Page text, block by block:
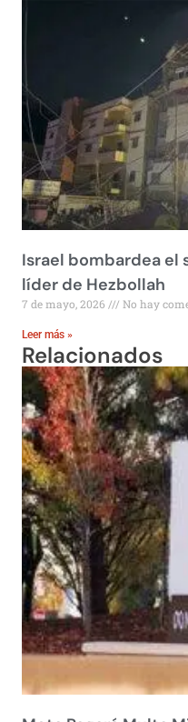
Israel bombardea el
líder de Hezbollah
7 de mayo, 2026 No hay
Leer más »
Relacionados